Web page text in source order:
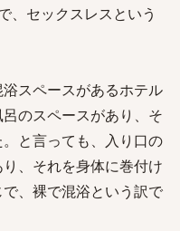
、セックスレスという
スペースがあるホテル
のスペースがあり、そ
と言っても、入り口の
、それを身体に巻付け
、裸で混浴という訳で